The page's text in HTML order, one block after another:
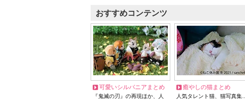
おすすめコンテンツ
可愛いシルバニアまとめ
『鬼滅の刃』の再現ほか、人
癒やしの猫まとめ
人気タレント猫、猫写真集…